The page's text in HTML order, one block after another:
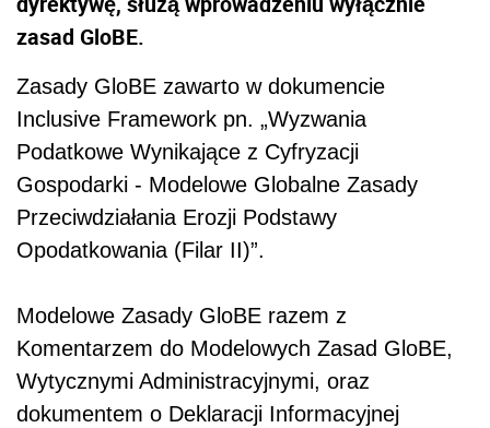
zasad GloBE.
Zasady GloBE zawarto w dokumencie
Inclusive Framework pn. „Wyzwania
Podatkowe Wynikające z Cyfryzacji
Gospodarki - Modelowe Globalne Zasady
Przeciwdziałania Erozji Podstawy
Opodatkowania (Filar II)”.
Modelowe Zasady GloBE razem z
Komentarzem do Modelowych Zasad GloBE,
Wytycznymi Administracyjnymi, oraz
dokumentem o Deklaracji Informacyjnej